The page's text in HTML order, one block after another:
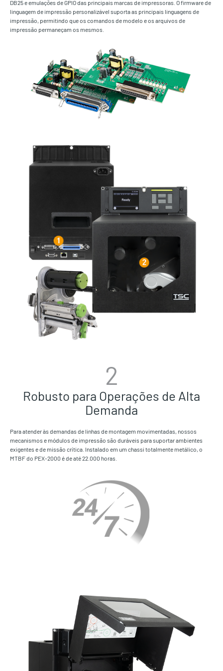
DB25 e emulações de GPIO das principais marcas de impressoras. O firmware de
linguagem de impressão personalizável suporta as principais linguagens de
impressão, permitindo que os comandos de modelo e os arquivos de
impressão permaneçam os mesmos.
2
Robusto para Operações de Alta
Demanda
Para atender às demandas de linhas de montagem movimentadas, nossos
mecanismos e módulos de impressão são duráveis para suportar ambientes
exigentes e de missão crítica. Instalado em um chassi totalmente metálico, o
MTBF do PEX-2000 é de até 22.000 horas.